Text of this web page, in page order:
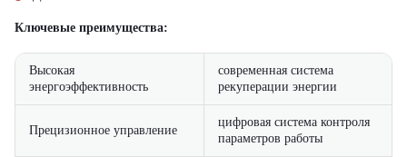
Ключевые преимущества:
Высокая
энергоэффективность
современная система
рекуперации энергии
Прецизионное управление
цифровая система контроля
параметров работы